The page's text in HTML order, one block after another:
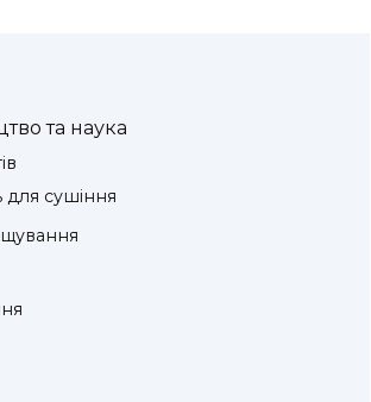
та наука
для сушіння